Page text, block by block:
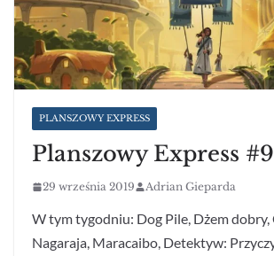
PLANSZOWY EXPRESS
Planszowy Express
29 września 2019 Adrian Gieparda
W tym tygodniu: Dog Pile, Dżem dobry,
Nagaraja, Maracaibo, Detektyw: